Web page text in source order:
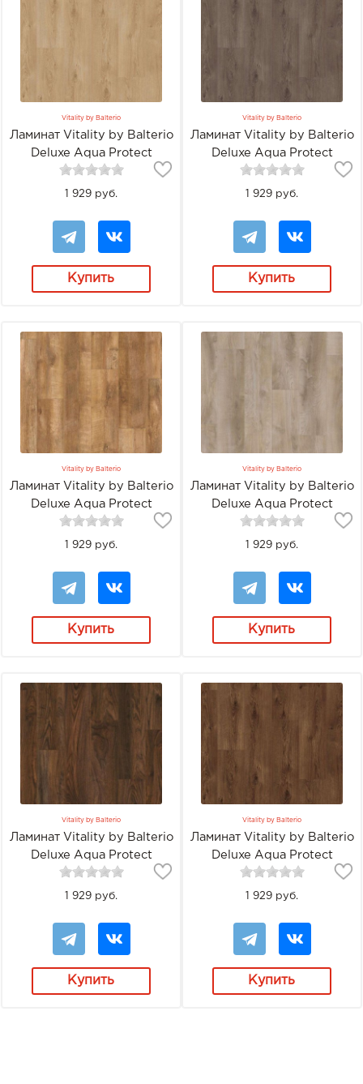
Vitality by Balterio
Ламинат Vitality by Balterio
Deluxe Aqua Protect
DEV00378AP Натуральный
лакированный дуб
1 929 руб.
Купить
Vitality by Balterio
Ламинат Vitality by Balterio
Deluxe Aqua Protect
DEV00379AP Дуб Авеню
1 929 руб.
Купить
Vitality by Balterio
Ламинат Vitality by Balterio
Deluxe Aqua Protect
DEV00381AP Дуб амбарный
1 929 руб.
Купить
Vitality by Balterio
Ламинат Vitality by Balterio
Deluxe Aqua Protect
DEV00386AP Дуб песчаный
1 929 руб.
Купить
Vitality by Balterio
Ламинат Vitality by Balterio
Deluxe Aqua Protect
DEV00410AP Орех
отобранный
1 929 руб.
Купить
Vitality by Balterio
Ламинат Vitality by Balterio
Deluxe Aqua Protect
DEV00411AP Дуб Тасмания
1 929 руб.
Купить